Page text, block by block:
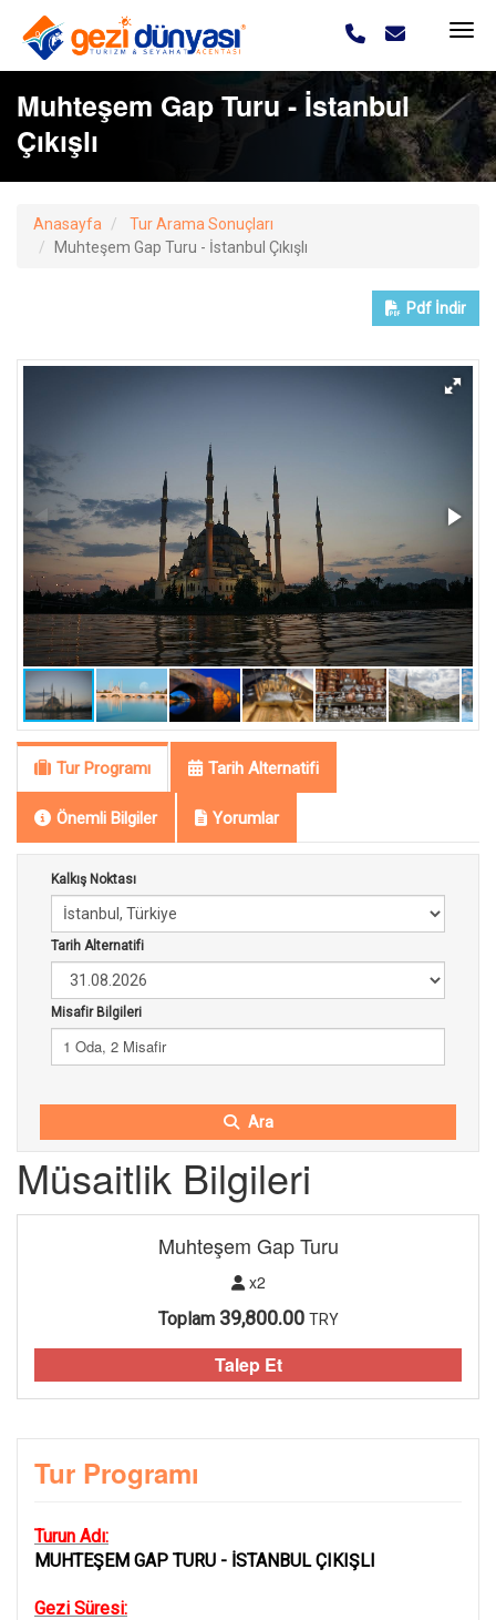
Muhteşem Gap Turu - İstanbul
Çıkışlı
Anasayfa
Tur Arama Sonuçları
Muhteşem Gap Turu - İstanbul Çıkışlı
Pdf İndir
Tur Programı Tarih Alternatifi
Önemli Bilgiler Yorumlar
Kalkış Noktası
Tarih Alternatifi
Misafir Bilgileri
1 Oda, 2 Misafir
Ara
Müsaitlik Bilgileri
Muhteşem Gap Turu
x2
Toplam 39,800.00 TRY
Talep Et
Tur Programı
Turun Adı:
MUHTEŞEM GAP TURU - İSTANBUL ÇIKIŞLI
Gezi Süresi: